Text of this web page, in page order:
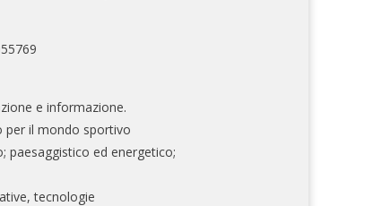
e informazione.
per il mondo sportivo
paesaggistico ed energetico;
tecnologie